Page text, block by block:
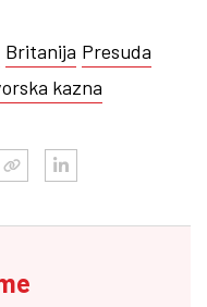
Britanija Presuda
kazna